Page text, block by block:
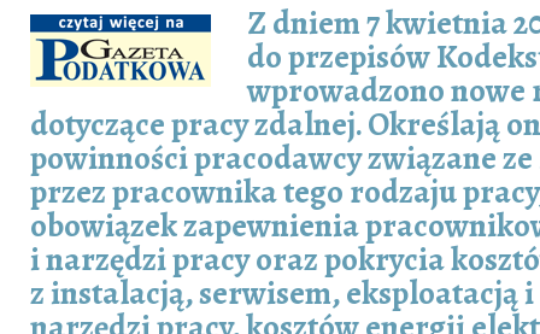
Z dniem 7 kwietnia
do przepisów
wprowadzono nowe
dotyczące pracy zdalnej. Określają
powinności pracodawcy związane
przez pracownika tego rodzaju
obowiązek zapewnienia
i narzędzi pracy oraz pokrycia
z instalacją, serwisem, eksploatacją